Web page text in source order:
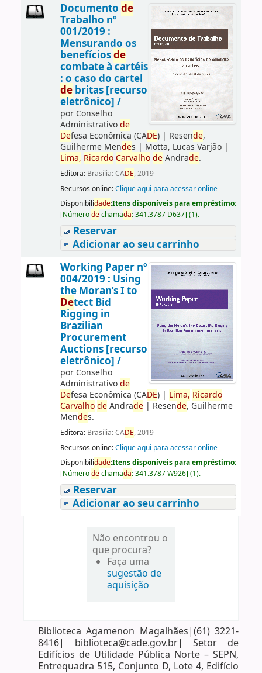
Documento de
Trabalho nº
001/2019 :
Mensurando os
benefíciosde
combate à cartéis
: o caso do cartel
debritas [recurso
eletrônico] /
por Conselho
Administrativode
Defesa Econômica (CADE)| Resende,
Guilherme Mendes | Motta, Lucas Varjão|
Lima, Ricardo Carvalho deAndrade.
Editora: Brasília: CADE, 2019
Recursos online:Clique aqui para acessar online
Disponibilidade:Itens disponíveis para empréstimo:
[Númerodechamada:341.3787 D637] (1).
Reservar
Adicionar ao seu carrinho
Working Paper nº
004/2019 : Using
the Moran’s I to
Detect Bid
Rigging in
Brazilian
Procurement
Auctions [recurso
eletrônico] /
por Conselho
Administrativode
Defesa Econômica (CADE)| Lima, Ricardo
Carvalho deAndrade| Resende, Guilherme
Mendes.
Editora: Brasília: CADE, 2019
Recursos online:Clique aqui para acessar online
Disponibilidade:Itens disponíveis para empréstimo:
[Númerodechamada:341.3787 W926] (1).
Reservar
Adicionar ao seu carrinho
Não encontrou o
que procura?
Faça uma
sugestão de
aquisição
Biblioteca Agamenon Magalhães|(61) 3221-
8416| biblioteca@cade.gov.br| Setor de
Edifícios de Utilidade Pública Norte – SEPN,
Entrequadra 515, Conjunto D, Lote 4, Edifício